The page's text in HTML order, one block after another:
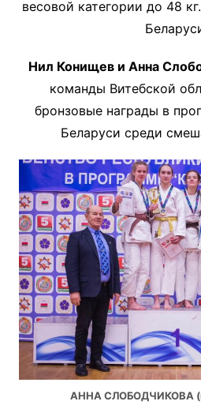
весовой категории до 48
Нил Конищев и Анна
команды Витебской
бронзовые награды в
Беларуси среди
АННА СЛОБОДЧИКОВА